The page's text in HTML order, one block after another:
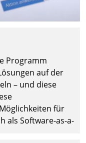
Programm
auf der
– und diese
für
als Software-as-a-